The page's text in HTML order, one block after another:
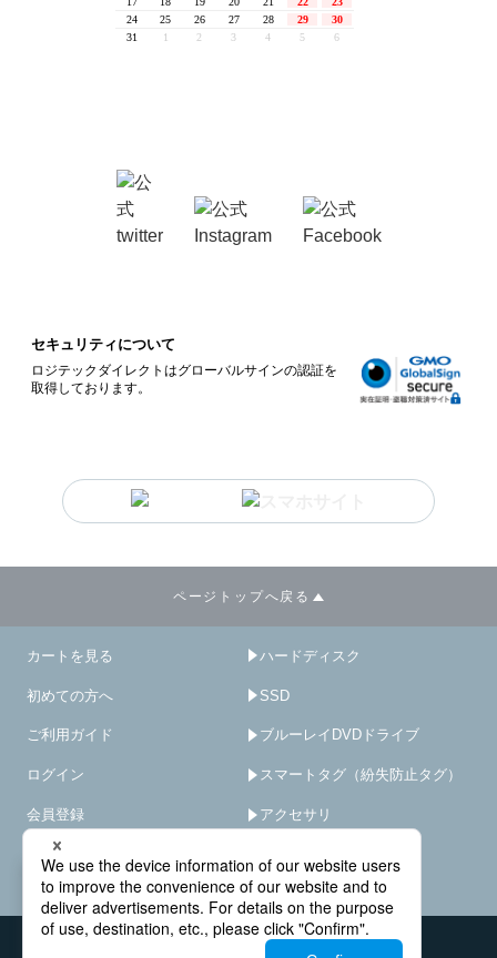
セキュリティについて
ロジテックダイレクトはグローバルサインの認証を
取得しております。
ページトップへ戻る
カートを見る
初めての方へ
ご利用ガイド
ログイン
会員登録
サイトマップ
ハードディスク
SSD
ブルーレイDVDドライブ
スマートタグ（紛失防止タグ）
アクセサリ
オプション･サービス
お問い合わせ窓口
－ ×